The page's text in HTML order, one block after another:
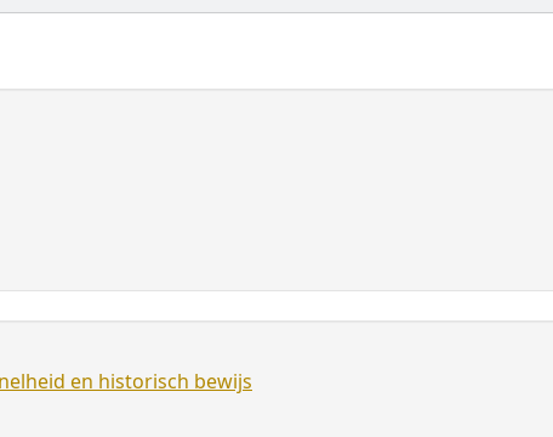
en historisch bewijs